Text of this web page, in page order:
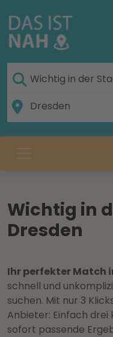
Wichtig in
Dresden
Ihr perfekter Match
schnell und
suchen. Mit nur 3
Anbieter: Einfach
sofort passende